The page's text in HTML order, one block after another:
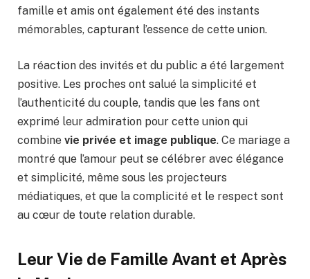
famille et amis ont également été des instants
mémorables, capturant l’essence de cette union.
La réaction des invités et du public a été largement
positive. Les proches ont salué la simplicité et
l’authenticité du couple, tandis que les fans ont
exprimé leur admiration pour cette union qui
combine vie privée et image publique. Ce mariage a
montré que l’amour peut se célébrer avec élégance
et simplicité, même sous les projecteurs
médiatiques, et que la complicité et le respect sont
au cœur de toute relation durable.
Leur Vie de Famille Avant et Après